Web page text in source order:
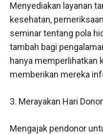
Menyediakan layanan
kesehatan,
seminar tentang pola
tambah bagi
hanya memperlihatkan
memberikan mereka
3. Merayakan Hari
Mengajak pendonor